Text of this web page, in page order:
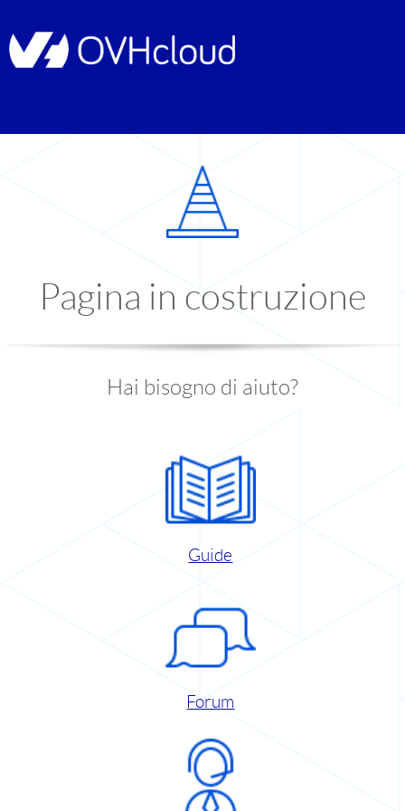
Pagina in costruzione
Hai bisogno di aiuto?
Guide
Forum